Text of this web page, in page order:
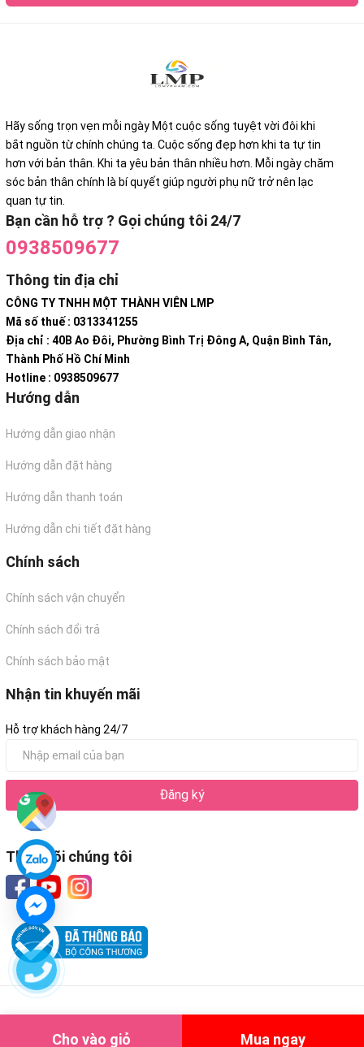
Cho vào giỏ Mua ngay
Hãy sống trọn vẹn mỗi ngày Một cuộc sống tuyệt vời đôi khi
bắt nguồn từ chính chúng ta. Cuộc sống đẹp hơn khi ta tự tin
hơn với bản thân. Khi ta yêu bản thân nhiều hơn. Mỗi ngày chăm
sóc bản thân chính là bí quyết giúp người phụ nữ trở nên lạc
quan tự tin.
Bạn cần hỗ trợ ? Gọi chúng tôi 24/7
0938509677
Thông tin địa chỉ
CÔNG TY TNHH MỘT THÀNH VIÊN LMP
Mã số thuế : 0313341255
Địa chỉ : 40B Ao Đôi, Phường Bình Trị Đông A, Quận Bình Tân,
Thành Phố Hồ Chí Minh
Hotline : 0938509677
Hướng dẫn
Hướng dẫn giao nhận
Hướng dẫn đặt hàng
Hướng dẫn thanh toán
Hướng dẫn chi tiết đặt hàng
Chính sách
Chính sách vận chuyển
Chính sách đổi trả
Chính sách bảo mật
Nhận tin khuyến mãi
Hỗ trợ khách hàng 24/7
Đăng ký
Theo dõi chúng tôi